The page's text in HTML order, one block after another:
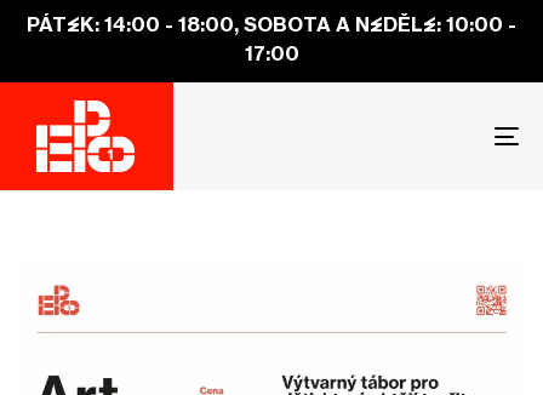
PÁTEK: 14:00 - 18:00, SOBOTA A NEDĚLE: 10:00 -
17:00